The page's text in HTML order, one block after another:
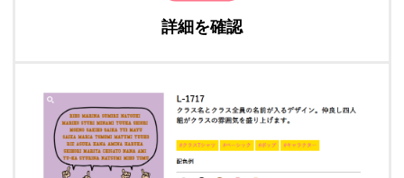
詳細を確認